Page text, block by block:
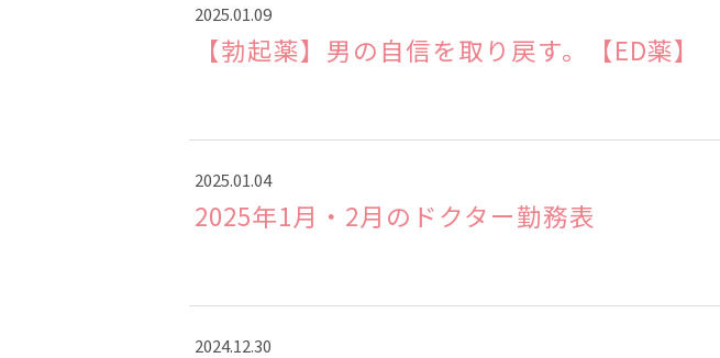
2025.01.09
【勃起薬】男の自信を取り戻す。【ED薬】
2025.01.04
2025年1月・2月のドクター勤務表
2024.12.30